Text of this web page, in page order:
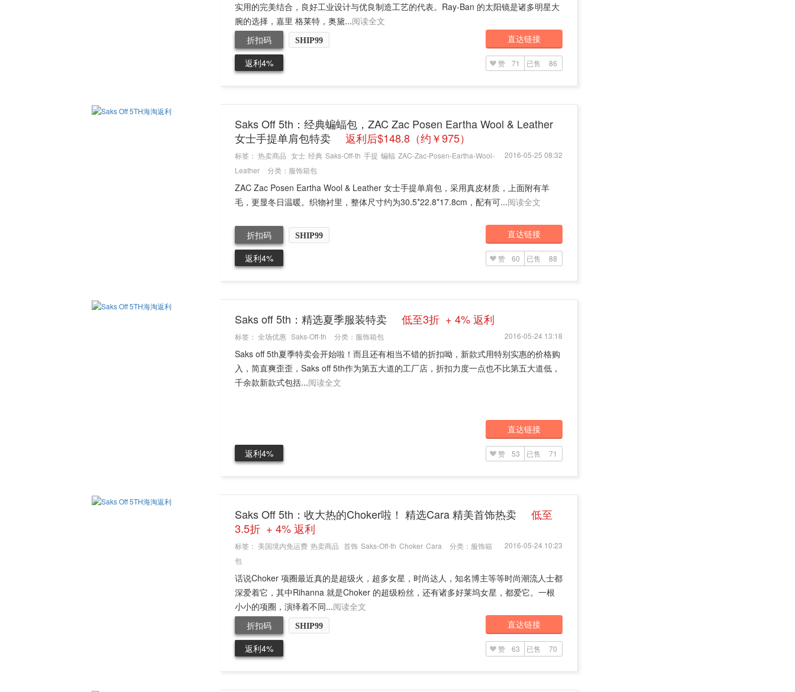
实用的完美结合，良好工业设计与优良制造工艺的代表。Ray-Ban 的太阳镜是诸多明星大
腕的选择，嘉里 格莱特，奥黛...阅读全文
折扣码
SHIP99
返利4%
直达链接
赞 71 已售 86
Saks Off 5th：经典蝙蝠包，ZAC Zac Posen Eartha Wool & Leather
女士手提单肩包特卖
返利后$148.8（约￥975）
2016-05-25 08:32
标签： 热卖商品 女士 经典 Saks-Off-th 手提 蝙蝠 ZAC-Zac-Posen-Eartha-Wool-
Leather
分类： 服饰箱包
ZAC Zac Posen Eartha Wool & Leather 女士手提单肩包，采用真皮材质，上面附有羊
毛，更显冬日温暖。织物衬里，整体尺寸约为30.5*22.8*17.8cm，配有可...阅读全文
折扣码 SHIP99
返利4%
直达链接
赞 60 已售 88
Saks off 5th：精选夏季服装特卖 低至3折 + 4% 返利
2016-05-24 13:18
标签： 全场优惠 Saks-Off-th 分类： 服饰箱包
Saks off 5th夏季特卖会开始啦！而且还有相当不错的折扣呦，新款式用特别实惠的价格购
入，简直爽歪歪，Saks off 5th作为第五大道的工厂店，折扣力度一点也不比第五大道低，
千余款新款式包括...阅读全文
返利4%
直达链接
赞 53 已售 71
Saks Off 5th：收大热的Choker啦！ 精选Cara 精美首饰热卖
低至
3.5折 + 4% 返利
2016-05-24 10:23
标签： 美国境内免运费 热卖商品 首饰 Saks-Off-th Choker Cara 分类： 服饰箱
包
话说Choker 项圈最近真的是超级火，超多女星，时尚达人，知名博主等等时尚潮流人士都
深爱着它，其中Rihanna 就是Choker 的超级粉丝，还有诸多好莱坞女星，都爱它。一根
小小的项圈，演绎着不同...阅读全文
折扣码
SHIP99
返利4%
直达链接
赞 63 已售 70